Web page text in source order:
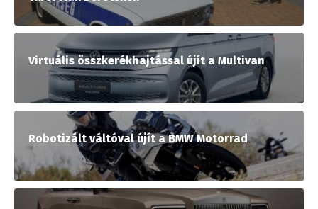
Virtuális összkerékhajtással újít a Multivan
Robotizált váltóval újít a BMW Motorrad